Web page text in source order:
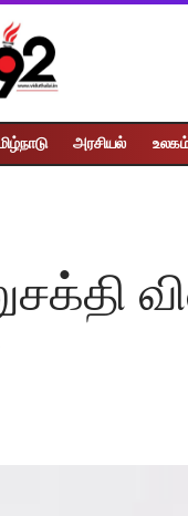
அரசியல்